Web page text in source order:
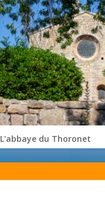
L'abbaye du Thoronet